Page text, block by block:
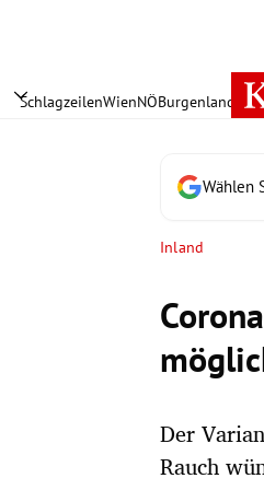
SchlagzeilenWienNÖBurgenland
Wählen
Inland
Der
Rauch